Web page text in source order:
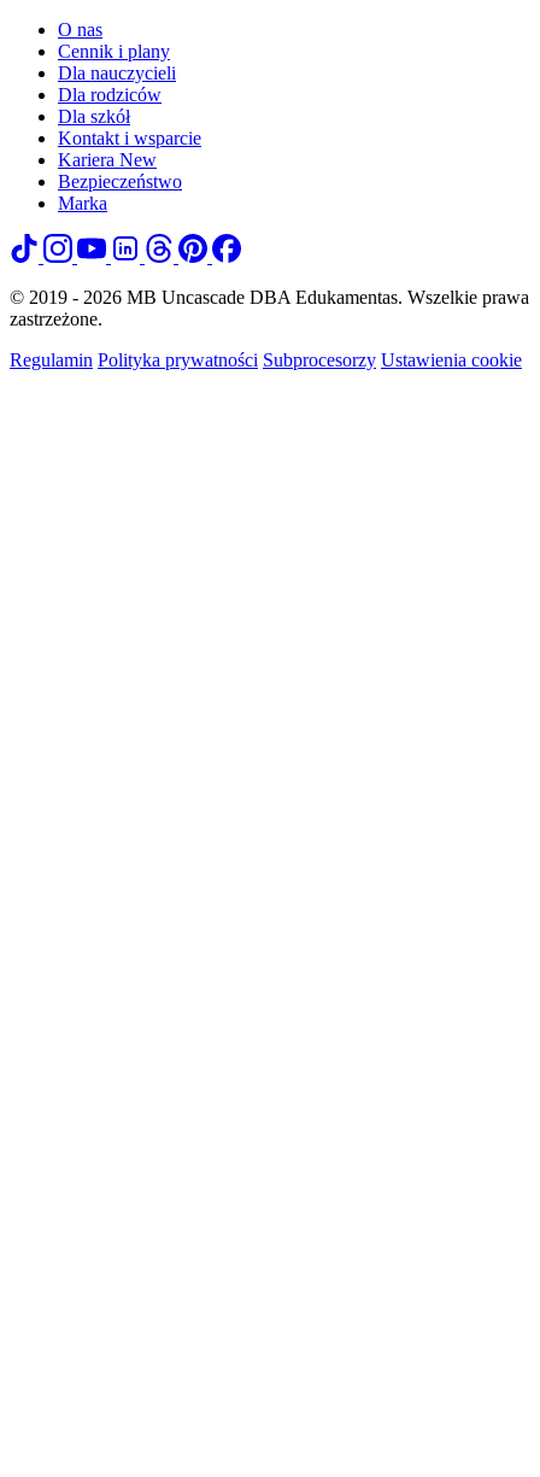
O nas
Cennik i plany
Dla nauczycieli
Dla rodziców
Dla szkół
Kontakt i wsparcie
Kariera New
Bezpieczeństwo
Marka
© 2019 - 2026 MB Uncascade DBA Edukamentas. Wszelkie prawa
zastrzeżone.
Regulamin Polityka prywatności Subprocesorzy Ustawienia cookie